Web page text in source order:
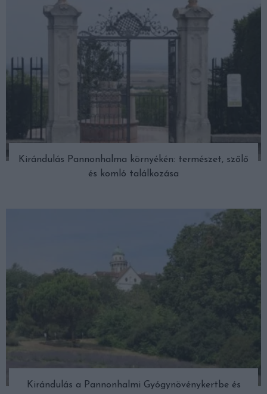
Kirándulás Pannonhalma környékén: természet, szőlő
és komló találkozása
Kirándulás a Pannonhalmi Gyógynövénykertbe és